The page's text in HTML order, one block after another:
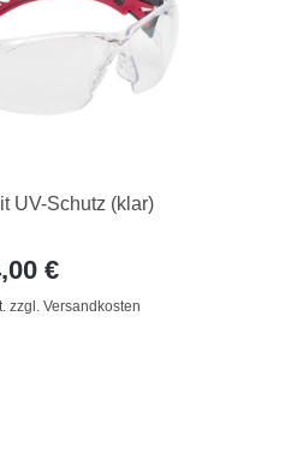
UV-Schutz (klar)
€
zzgl. Versandkosten